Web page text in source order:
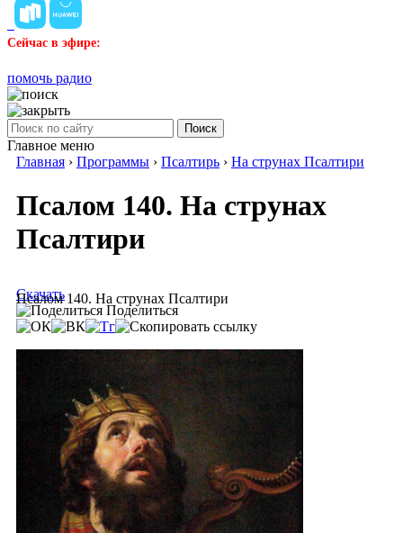
Сейчас в эфире:
помочь радио
Поиск
Главное меню
Главная › Программы › Псалтирь › На струнах Псалтири
Псалом 140. На струнах
Псалтири
Псалом 140. На струнах Псалтири
Скачать
Поделиться